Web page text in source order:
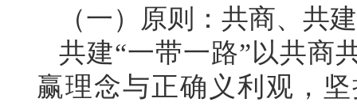
（一）原则：共商、共
共建“一带一路”以共商
赢理念与正确义利观，